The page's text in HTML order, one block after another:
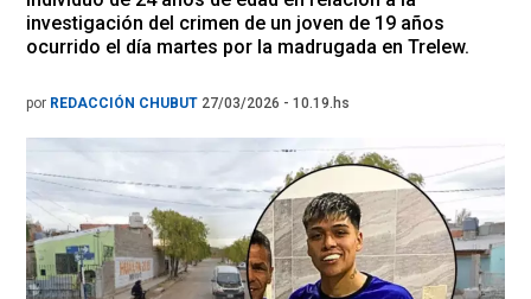
investigación del crimen de un joven de 19 años
ocurrido el día martes por la madrugada en Trelew.
por REDACCIÓN CHUBUT 27/03/2026 - 10.19.hs